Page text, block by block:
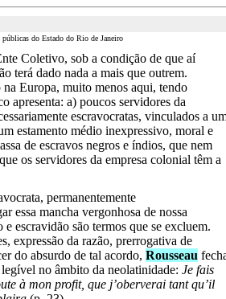
públicas do Estado do Rio de Janeiro
Coletivo, sob a condição de que aí
terá dado nada a mais que outrem.
Europa, muito menos aqui, tendo
apresenta: a) poucos servidores da
escravocratas, vinculados a
estamento médio inexpressivo, moral e
de escravos negros e índios, que nem
os servidores da empresa colonial têm a
permanentemente
essa mancha vergonhosa de nossa
e escravidão são termos que se excluem.
expressão da razão, prerrogativa de
do absurdo de tal acordo, Rousseau
no âmbito da neolatinidade: Je fais
à mon profit, que j’oberverai tant qu’il